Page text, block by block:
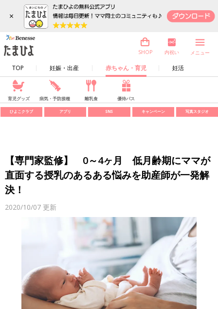
×
TOP 妊娠・出産 赤ちゃん・育児 妊活
SHOP 内祝い メニュー
育児グッズ 病気・予防接種 離乳食 優待パス
ひよこクラブ アプリ SNS キャンペーン 写真スタジオ
【専門家監修】 0～4ヶ月 低月齢期にママが
直面する授乳のあるある悩みを助産師が一発解
決！
2020/10/07 更新